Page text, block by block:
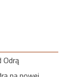
Odrą